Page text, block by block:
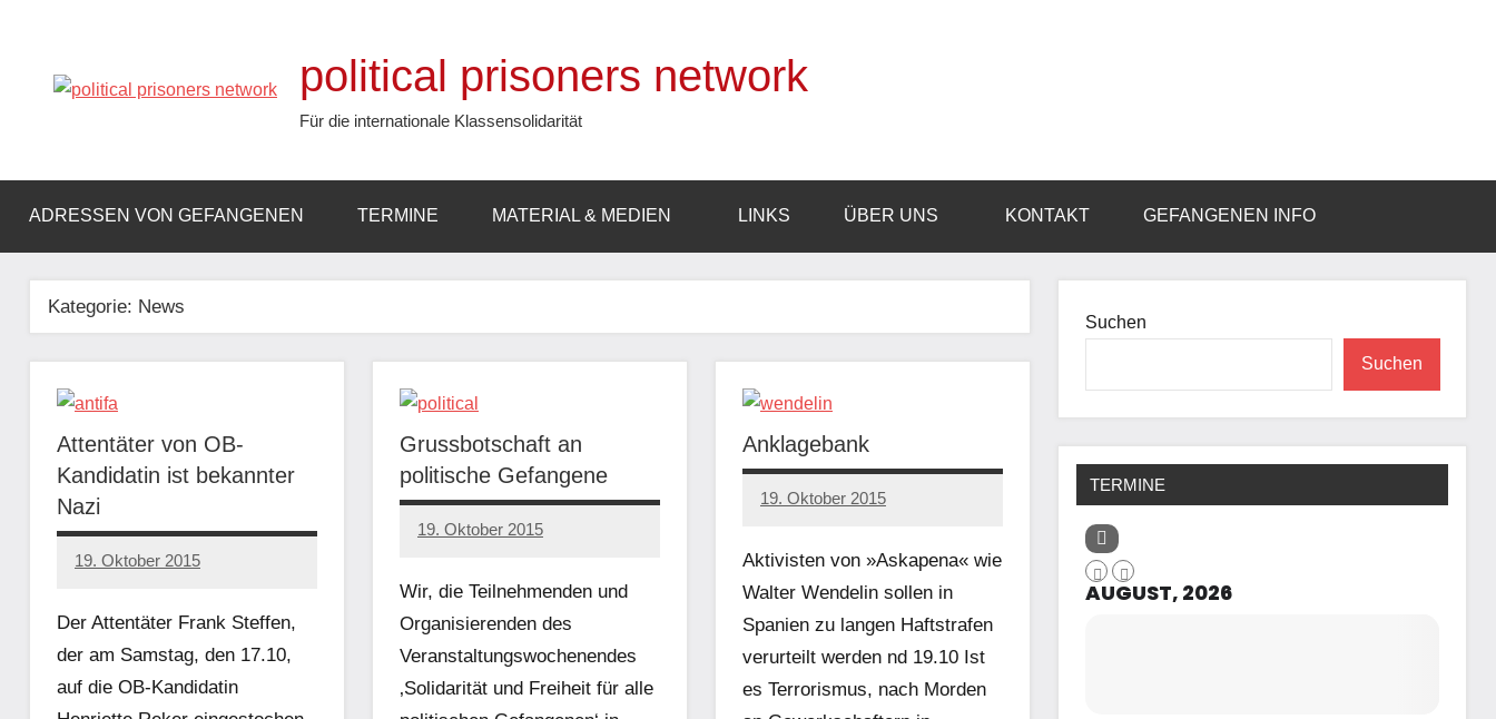
springen
political prisoners network
Für die internationale Klassensolidarität
ADRESSEN VON GEFANGENEN TERMINE MATERIAL & MEDIEN LINKS ÜBER UNS KONTAKT GEFANGENEN INFO
Kategorie: News
Attentäter von OB-
Kandidatin ist bekannter
Nazi
19. Oktober 2015
admin
Der Attentäter Frank Steffen,
der am Samstag, den 17.10,
auf die OB-Kandidatin
Grussbotschaft an
politische Gefangene
19. Oktober 2015
admin
Wir, die Teilnehmenden und
Organisierenden des
Veranstaltungswochenendes
‚Solidarität und Freiheit für alle
Anklagebank
19. Oktober 2015
admin
Aktivisten von »Askapena« wie
Walter Wendelin sollen in
Spanien zu langen Haftstrafen
verurteilt werden nd 19.10 Ist
es Terrorismus, nach Morden
Suchen
Suchen
TERMINE
AUGUST, 2026